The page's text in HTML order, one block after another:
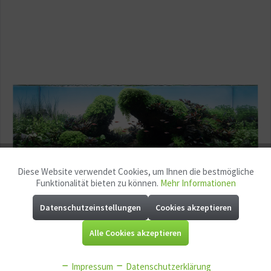
"Falling" von Sebastian Pfahl ist ein Iwagumi Aquarium, das durch
Funktionale Aktiv
Marketing Aktiv
Diese Website verwendet Cookies, um Ihnen die bestmögliche
Funktionalität bieten zu können. Mehr Informationen
Datenschutzeinstellungen Cookies akzeptieren
Alle Cookies akzeptieren
Impressum Datenschutzerklärung